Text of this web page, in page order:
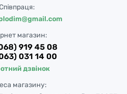
магазин:
919 45 08
031 14 00
дзвінок
магазину: